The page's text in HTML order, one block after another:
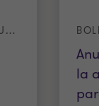
BOLETIN TRIBUTARIO, LEGAL, ADUANERO Y DE SOSTENIBILIDAD
la